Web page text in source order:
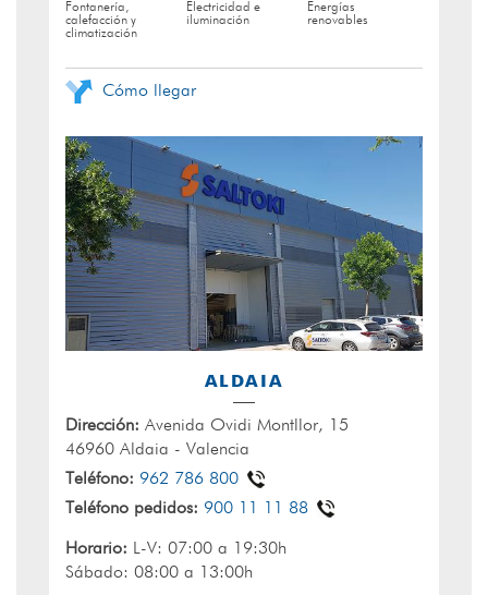
Fontanería,
calefacción y
climatización
Electricidad e
iluminación
Energías
renovables
Cómo llegar
ALDAIA
Dirección: Avenida Ovidi Montllor, 15
46960 Aldaia - Valencia
Teléfono: 962 786 800
Teléfono pedidos: 900 11 11 88
Horario: L-V: 07:00 a 19:30h
Sábado: 08:00 a 13:00h